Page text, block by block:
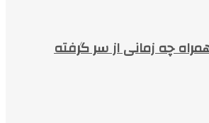
چه زمانی از سر گرفته